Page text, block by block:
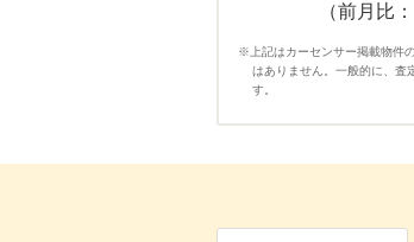
（前月比：
※上記はカーセンサー掲載物件
はありません。一般的に、査
す。